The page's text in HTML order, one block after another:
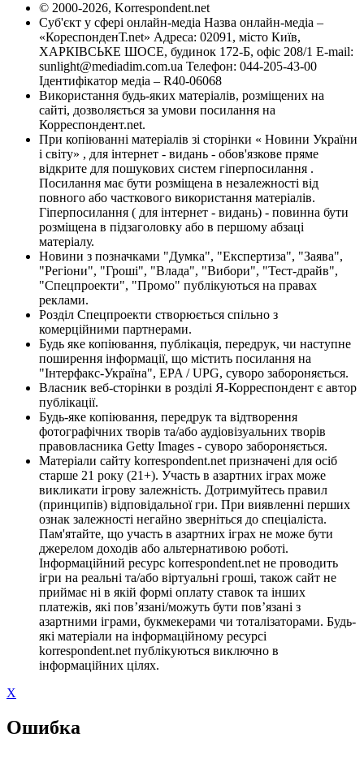
© 2000-2026, Korrespondent.net
Суб'єкт у сфері онлайн-медіа Назва онлайн-медіа –
«КореспонденТ.net» Адреса: 02091, місто Київ,
ХАРКІВСЬКЕ ШОСЕ, будинок 172-Б, офіс 208/1 E-mail:
sunlight@mediadim.com.ua Телефон: 044-205-43-00
Ідентифікатор медіа – R40-06068
Використання будь-яких матеріалів, розміщених на
сайті, дозволяється за умови посилання на
Корреспондент.net.
При копіюванні матеріалів зі сторінки « Новини України
і світу» , для інтернет - видань - обов'язкове пряме
відкрите для пошукових систем гіперпосилання .
Посилання має бути розміщена в незалежності від
повного або часткового використання матеріалів.
Гіперпосилання ( для інтернет - видань) - повинна бути
розміщена в підзаголовку або в першому абзаці
матеріалу.
Новини з позначками "Думка", "Експертиза", "Заява",
"Регіони", "Гроші", "Влада", "Вибори", "Тест-драйв",
"Спецпроекти", "Промо" публікуються на правах
реклами.
Розділ Спецпроекти створюється спільно з
комерційними партнерами.
Будь яке копіювання, публікація, передрук, чи наступне
поширення інформації, що містить посилання на
"Інтерфакс-Україна", EPA / UPG, суворо забороняється.
Власник веб-сторінки в розділі Я-Корреспондент є автор
публікації.
Будь-яке копіювання, передрук та відтворення
фотографічних творів та/або аудіовізуальних творів
правовласника Getty Images - суворо забороняється.
Матеріали сайту korrespondent.net призначені для осіб
старше 21 року (21+). Участь в азартних іграх може
викликати ігрову залежність. Дотримуйтесь правил
(принципів) відповідальної гри. При виявленні перших
ознак залежності негайно зверніться до спеціаліста.
Пам'ятайте, що участь в азартних іграх не може бути
джерелом доходів або альтернативою роботі.
Інформаційний ресурс korrespondent.net не проводить
ігри на реальні та/або віртуальні гроші, також сайт не
приймає ні в якій формі оплату ставок та інших
платежів, які пов’язані/можуть бути пов’язані з
азартними іграми, букмекерами чи тоталізаторами. Будь-
які матеріали на інформаційному ресурсі
korrespondent.net публікуються виключно в
інформаційних цілях.
X
Ошибка